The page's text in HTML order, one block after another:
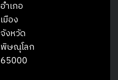
อำเภอ
เมือง
จังหวัด
พิษณุโลก
65000